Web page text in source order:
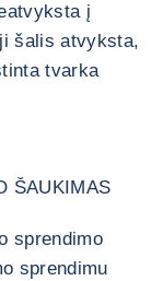
į
šalis atvyksta,
tvarka
ŠAUKIMAS
sprendimo
sprendimu